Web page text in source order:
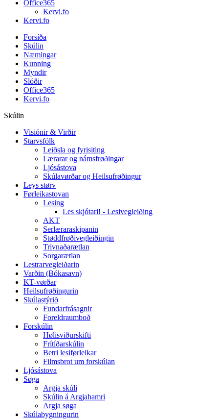
Office365
Kervi.fo
Kervi.fo
Forsíða
Skúlin
Næmingar
Kunning
Myndir
Slóðir
Office365
Kervi.fo
Skúlin
Visiónir & Virðir
Starvsfólk
Leiðsla og fyrisiting
Lærarar og námsfrøðingar
Ljósástova
Skúlavørðar og Heilsufrøðingur
Leys størv
Førleikastovan
Lesing
Les skjótari! - Lesivegleiðing
AKT
Serlæraraskipanin
Støddfrøðivegleiðingin
Trivnaðarætlan
Sorgarætlan
Lestrarvegleiðarin
Varðin (Bókasavn)
KT-vørðar
Heilsufrøðingurin
Skúlastýrið
Fundarfrásagnir
Foreldraumboð
Forskúlin
Hølisviðurskifti
Frítíðarskúlin
Betri lesiførleikar
Filmsbrot um forskúlan
Ljósástova
Søga
Argja skúli
Skúlin á Argjahamri
Argja søga
Skúlabygningurin